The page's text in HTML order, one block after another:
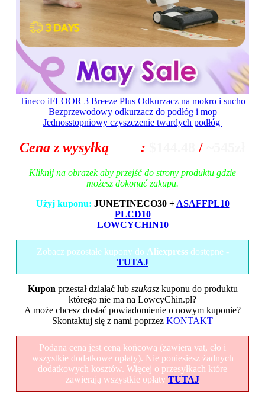
Tineco iFLOOR 3 Breeze Plus Odkurzacz na mokro i sucho
Bezprzewodowy odkurzacz do podłóg i mop
Jednosstopniowy czyszczenie twardych podłóg
Cena z wysyłką : /
Kliknij na obrazek aby przejść do strony produktu gdzie
możesz dokonać zakupu.
Użyj kuponu: JUNETINECO30 + ASAFFPL10
PLCD10
LOWCYCHIN10
Zobacz pozostałe kupony do Aliexpressdostępne -
TUTAJ
Kupon przestał działać lub szukaszkuponu do produktu
którego nie ma na LowcyChin.pl?
A może chcesz dostać powiadomienie o nowym kuponie?
Skontaktuj się z nami poprzez KONTAKT
Podana cena jest ceną końcową (zawiera vat, cło i
wszystkie dodatkowe opłaty). Nie poniesiesz żadnych
dodatkowych kosztów. Więcej o przesyłkach które
zawierają wszystkie opłaty TUTAJ